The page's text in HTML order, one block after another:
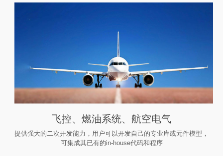
飞控、燃油系统、航空电气
提供强大的二次开发能力，用户可以开发自己的专业库或元件模型，
可集成其已有的in-house代码和程序